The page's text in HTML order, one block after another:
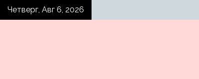
SkipЧетверг, Авг 6, 2026